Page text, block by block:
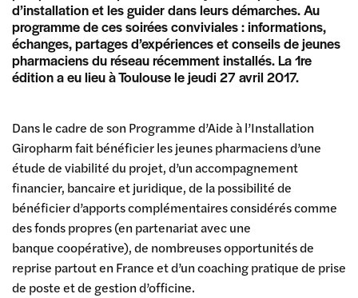
d’installation et les guider dans leurs démarches. Au
programme de ces soirées conviviales : informations,
échanges, partages d’expériences et conseils de jeunes
pharmaciens du réseau récemment installés. La 1re
édition a eu lieu à Toulouse le jeudi 27 avril 2017.
Dans le cadre de son Programme d’Aide à l’Installation
Giropharm fait bénéficier les jeunes pharmaciens d’une
étude de viabilité du projet, d’un accompagnement
financier, bancaire et juridique, de la possibilité de
bénéficier d’apports complémentaires considérés comme
des fonds propres (en partenariat avec une
banque coopérative), de nombreuses opportunités de
reprise partout en France et d’un coaching pratique de prise
de poste et de gestion d’officine.